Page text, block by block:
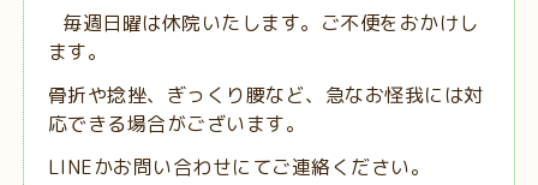
毎週日曜は休院いたします。ご不便をおかけし
ます。
骨折や捻挫、ぎっくり腰など、急なお怪我には対
応できる場合がございます。
LINEかお問い合わせにてご連絡ください。